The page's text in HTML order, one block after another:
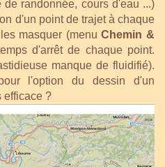
randonnée, cours d'eau ...)
d'un point de trajet à chaque
masquer (menuChemin &
d'arrêt de chaque point.
manque de fluidifié).
l'option du dessin d'un
efficace ?